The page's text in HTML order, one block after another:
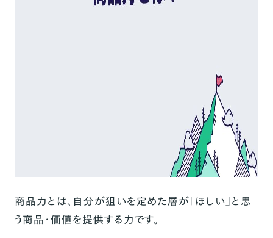
商品力とは、自分が狙いを定めた層が「ほしい」と思
う商品・価値を提供する力です。